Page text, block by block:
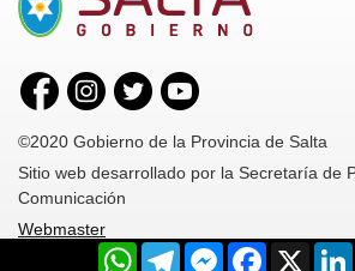
©2020 Gobierno de la Provincia de Salta
Sitio web desarrollado por la Secretaría de
Comunicación
Webmaster
WhatsAppTelegramMessenger
Facebook
X